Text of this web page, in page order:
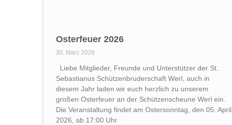
Osterfeuer 2026
30. März 2026
Liebe Mitglieder, Freunde und Unterstützer der St.
Sebastianus Schützenbruderschaft Werl, auch in
diesem Jahr laden wir euch herzlich zu unserem
großen Osterfeuer an der Schützen­scheune Werl ein.
Die Veranstaltung findet am Ostersonntag, den 05. April
2026, ab 17:00 Uhr